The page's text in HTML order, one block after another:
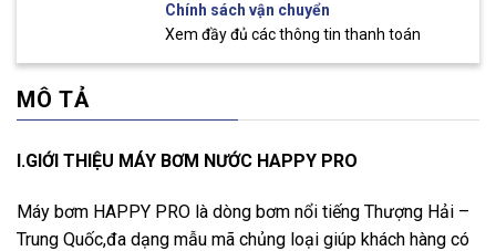
Chính sách vận chuyển
Xem đầy đủ các thông tin thanh toán
MÔ TẢ
I.GIỚI THIỆU MÁY BƠM NƯỚC HAPPY PRO
Máy bơm HAPPY PRO là dòng bơm nổi tiếng Thượng Hải –
Trung Quốc,đa dạng mẫu mã chủng loại giúp khách hàng có